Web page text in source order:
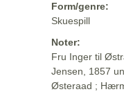
Form/genre:
Skuespill
Noter:
Fru Inger til
Jensen, 1857
Østeraad ;